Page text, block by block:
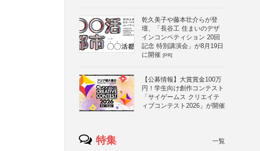
乾久美子や藤本壮介らが登
壇、「長谷工 住まいのデザ
インコンペティション 20回
記念 特別講演会」が8月19日
に開催 [PR]
【公募情報】大賞賞金100万
円！学生向け創作コンテスト
「サイゲームス クリエイテ
ィブコンテスト2026」が開催
特集 一覧